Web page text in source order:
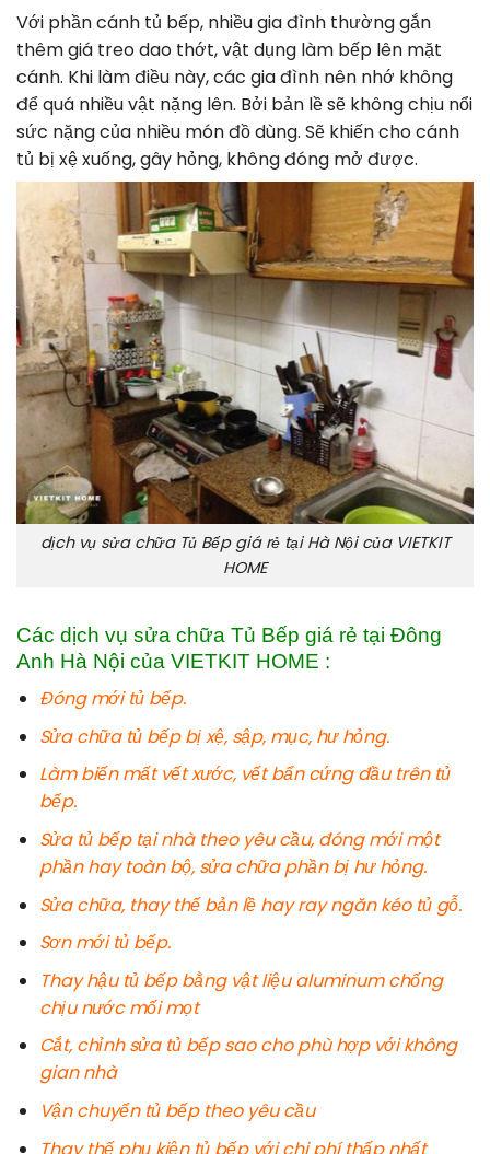
Với phần cánh tủ bếp, nhiều gia đình thường gắn
thêm giá treo dao thớt, vật dụng làm bếp lên mặt
cánh. Khi làm điều này, các gia đình nên nhớ không
để quá nhiều vật nặng lên. Bởi bản lề sẽ không chịu nổi
sức nặng của nhiều món đồ dùng. Sẽ khiến cho cánh
tủ bị xệ xuống, gây hỏng, không đóng mở được.
dịch vụ sửa chữa Tủ Bếp giá rẻ tại Hà Nội của VIETKIT
HOME
Các dịch vụ sửa chữa Tủ Bếp giá rẻ tại Đông
Anh Hà Nội của VIETKIT HOME :
Đóng mới tủ bếp.
Sửa chữa tủ bếp bị xệ, sập, mục, hư hỏng.
Làm biến mất vết xước, vết bẩn cứng đầu trên tủ
bếp.
Sửa tủ bếp tại nhà theo yêu cầu, đóng mới một
phần hay toàn bộ, sửa chữa phần bị hư hỏng.
Sửa chữa, thay thế bản lề hay ray ngăn kéo tủ gỗ.
Sơn mới tủ bếp.
Thay hậu tủ bếp bằng vật liệu aluminum chống
chịu nước mối mọt
Cắt, chỉnh sửa tủ bếp sao cho phù hợp với không
gian nhà
Vận chuyển tủ bếp theo yêu cầu
Thay thế phụ kiện tủ bếp với chi phí thấp nhất